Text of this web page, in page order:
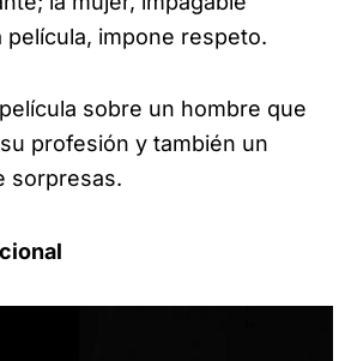
película, impone respeto.
sobre un hombre que
profesión y también un
sorpresas.